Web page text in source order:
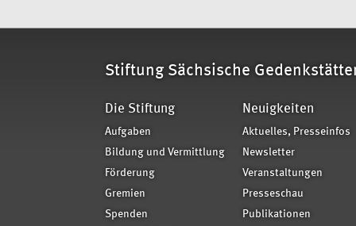
Stiftung Sächsische
Die Stiftung
Aufgaben
Bildung und Vermittlung
Förderung
Gremien
Spenden
Neuigkeiten
Aktuelles, Presseinfos
Newsletter
Veranstaltungen
Presseschau
Publikationen